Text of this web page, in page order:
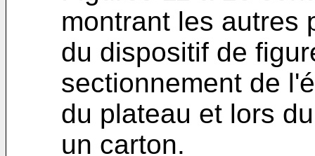
montrant les autres
du dispositif de
sectionnement de
du plateau et lors
un carton.